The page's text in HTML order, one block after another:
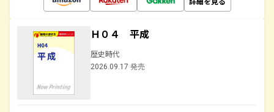
Ｈ０４ 平成
歴史時代
2026.09.17 発売